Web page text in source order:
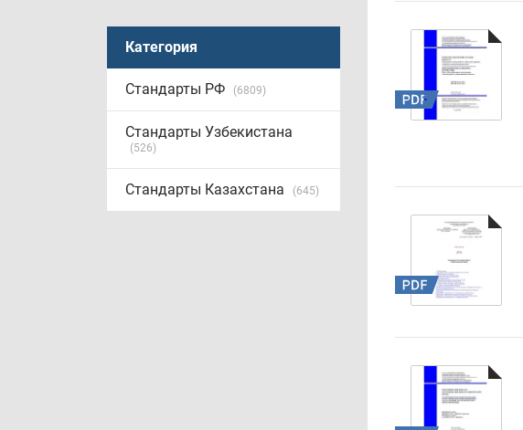
Категория
Стандарты РФ (6809)
Стандарты Узбекистана
(526)
Стандарты Казахстана (645)